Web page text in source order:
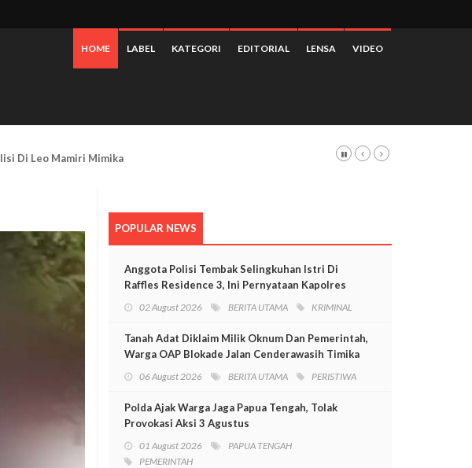
HOME LABEL KATEGORI EDITORIAL LENSA VIDEO
POPULAR NEWS
Anggota Polisi Tembak Selingkuhan Istri Di
Raffles Residence 3, Ini Pernyataan Kapolres
02 August 2026 BERITA UTAMA KRIMINAL
Tanah Adat Diklaim Milik Oknum Dan Pemerintah,
Warga OAP Blokade Jalan Cenderawasih Timika
06 August 2026 BERITA UTAMA PERISTIWA
Polda Ajak Warga Jaga Papua Tengah, Tolak
Provokasi Aksi 3 Agustus
01 August 2026
PAPUA TENGAH
PEMERINTAH